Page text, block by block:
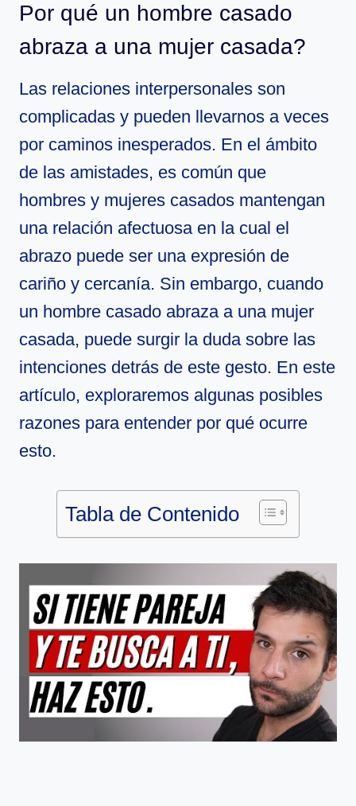
Por qué un hombre casado
abraza a una mujer casada?
Las relaciones interpersonales son
complicadas y pueden llevarnos a veces
por caminos inesperados. En el ámbito
de las amistades, es común que
hombres y mujeres casados mantengan
una relación afectuosa en la cual el
abrazo puede ser una expresión de
cariño y cercanía. Sin embargo, cuando
un hombre casado abraza a una mujer
casada, puede surgir la duda sobre las
intenciones detrás de este gesto. En este
artículo, exploraremos algunas posibles
razones para entender por qué ocurre
esto.
Tabla de Contenido